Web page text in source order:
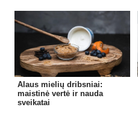
Alaus mielių dribsniai:
maistinė vertė ir nauda
sveikatai